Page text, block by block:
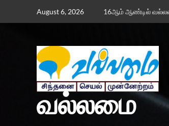
August 6, 2026 16ஆம் ஆண்டில்
வல்லமை